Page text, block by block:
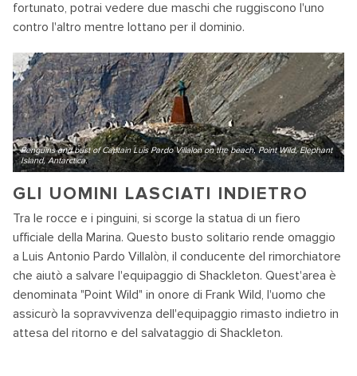
fortunato, potrai vedere due maschi che ruggiscono l'uno
contro l'altro mentre lottano per il dominio.
Penguins and bust of Captain Luis Pardo Villalon on the beach, Point Wild, Elephant
Island, Antarctica.
GLI UOMINI LASCIATI INDIETRO
Tra le rocce e i pinguini, si scorge la statua di un fiero
ufficiale della Marina. Questo busto solitario rende omaggio
a Luis Antonio Pardo Villalòn, il conducente del rimorchiatore
che aiutò a salvare l'equipaggio di Shackleton. Quest'area è
denominata "Point Wild" in onore di Frank Wild, l'uomo che
assicurò la sopravvivenza dell'equipaggio rimasto indietro in
attesa del ritorno e del salvataggio di Shackleton.